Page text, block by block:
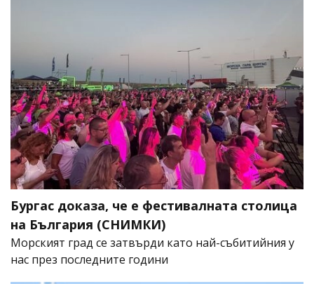
Бургас доказа, че е фестивалната столица
на България (СНИМКИ)
Морският град се затвърди като най-събитийния у
нас през последните години